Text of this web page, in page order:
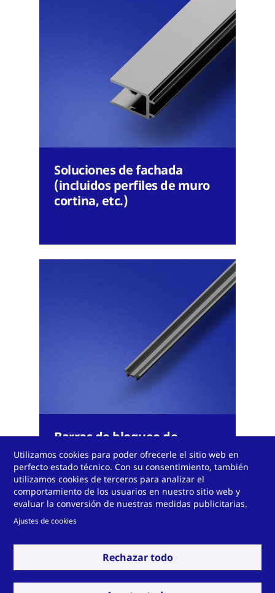
Soluciones de fachada
(incluidos perfiles de muro
cortina, etc.)
Barras de bloqueo de
aspecto metálico
Ver más
Utilizamos cookies para poder ofrecerle el sitio web en
perfecto estado técnico. Con su consentimiento, también
utilizamos cookies de terceros para analizar el
comportamiento de los usuarios en nuestro sitio web y
evaluar la conversión de nuestras medidas publicitarias.
Ajustes de cookies
Rechazar todo